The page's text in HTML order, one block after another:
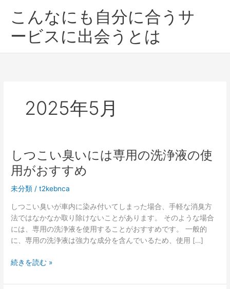
こんなにも自分に合うサ
ービスに出会うとは
2025年5月
しつこい臭いには専用の洗浄液の使
用がおすすめ
未分類 /t2kebnca
しつこい臭いが車内に染み付いてしまった場合、手軽な消臭方
法ではなかなか取り除けないことがあります。 そのような場合
には、専用の洗浄液を使用することがおすすめです。 一般的
に、専用の洗浄液は強力な成分を含んでいるため、使用 […]
し
こ
続きを読む »